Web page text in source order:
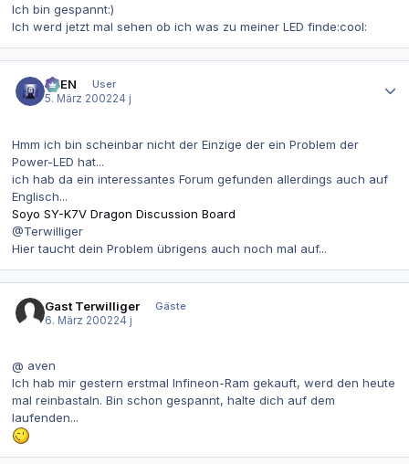
Ich bin gespannt:)
Ich werd jetzt mal sehen ob ich was zu meiner LED finde:cool:
AVEN
User
5. März 200224 j
Hmm ich bin scheinbar nicht der Einzige der ein Problem der
Power-LED hat...
ich hab da ein interessantes Forum gefunden allerdings auch auf
Englisch...
Soyo SY-K7V Dragon Discussion Board
@Terwilliger
Hier taucht dein Problem übrigens auch noch mal auf...
Gast Terwilliger
Gäste
6. März 200224 j
@ aven
Ich hab mir gestern erstmal Infineon-Ram gekauft, werd den heute
mal reinbastaln. Bin schon gespannt, halte dich auf dem
laufenden...